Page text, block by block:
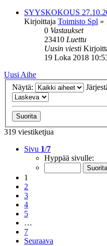
SYYSKOKOUS
Kirjoittaja Toimisto Spl »
0 Vastaukset
23410 Luettu
Uusin viesti
19 Loka 2018
Uusi Aihe
Näytä:
319 viestiketjua
Sivu 1/7
Hyppää sivulle:
1
2
3
4
5
…
7
Seuraava